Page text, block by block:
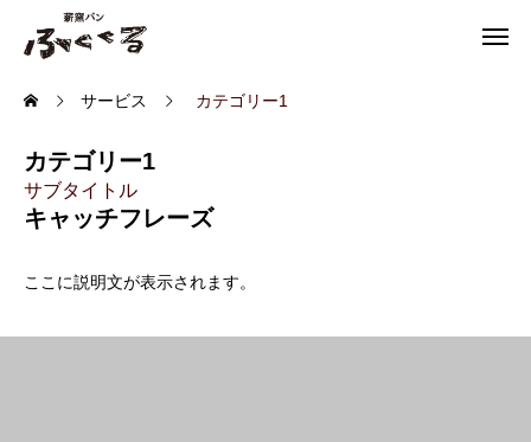
サービス カテゴリー1
カテゴリー1
サブタイトル
キャッチフレーズ
ここに説明文が表示されます。